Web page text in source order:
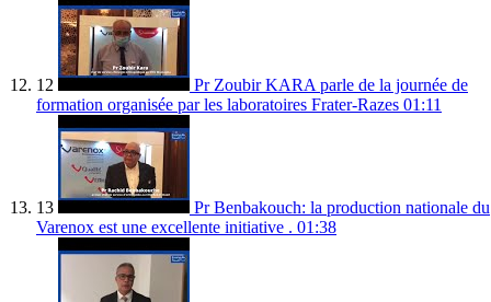
12
Pr Zoubir KARA parle de la journée de
formation organisée par les laboratoires Frater-Razes 01:11
13
Pr Benbakouch: la production nationale du
Varenox est une excellente initiative . 01:38